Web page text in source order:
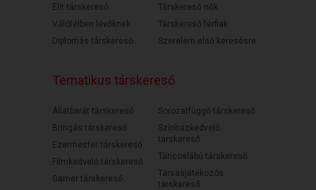
Elit társkereső
Válófélben lévőknek
Diplomás társkereső
Társkereső nők
Társkereső férfiak
Szerelem első keresésre
Tematikus társkereső
Állatbarát társkereső
Bringás társkereső
Ezermester társkereső
Filmkedvelő társkereső
Gamer társkereső
Sorozatfüggő társkereső
Színházkedvelő
társkereső
Táncoslábú társkereső
Társasjátékozós
társkereső